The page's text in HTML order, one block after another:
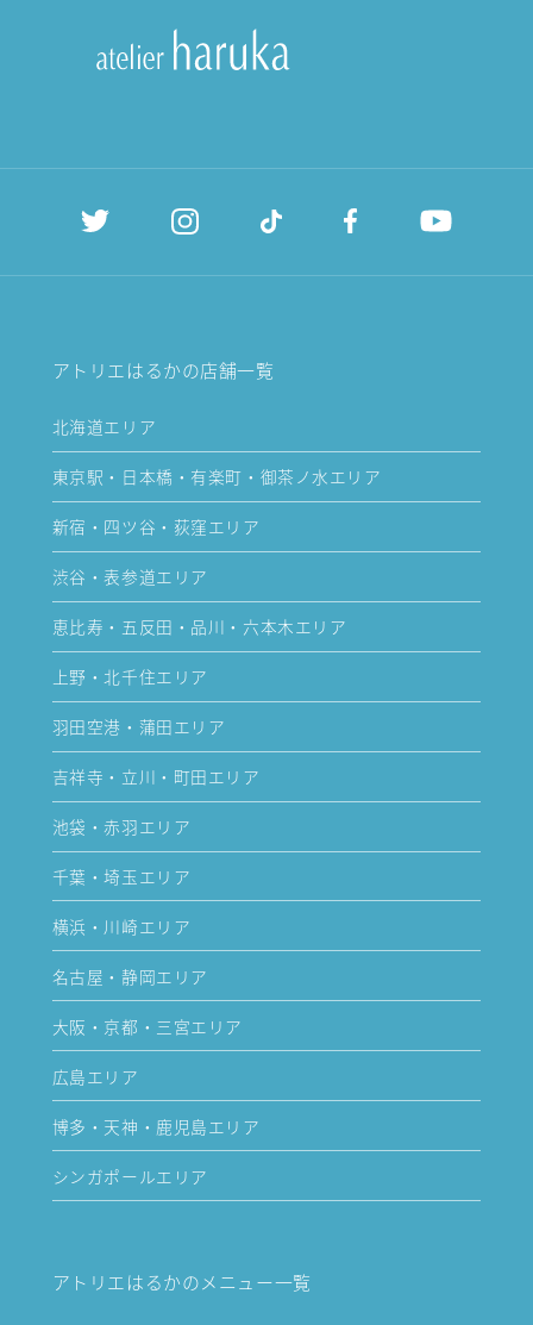
アトリエはるかの店舗一覧
北海道エリア
東京駅・日本橋・有楽町・御茶ノ水エリア
新宿・四ツ谷・荻窪エリア
渋谷・表参道エリア
恵比寿・五反田・品川・六本木エリア
上野・北千住エリア
羽田空港・蒲田エリア
吉祥寺・立川・町田エリア
池袋・赤羽エリア
千葉・埼玉エリア
横浜・川崎エリア
名古屋・静岡エリア
大阪・京都・三宮エリア
広島エリア
博多・天神・鹿児島エリア
シンガポールエリア
アトリエはるかのメニュー一覧